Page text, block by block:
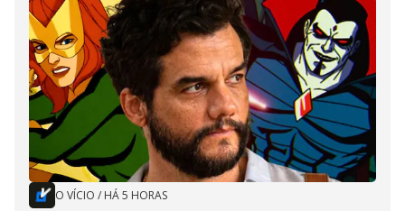
O VÍCIO / HÁ 5 HORAS